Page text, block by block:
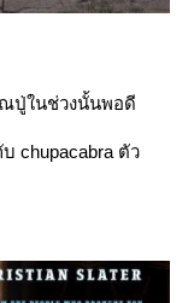
ปู่ในช่วงนั้นพอดี
chupacabra ตัว